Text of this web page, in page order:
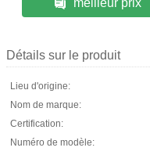
Détails sur le produit
Lieu d'origine:
Nom de marque:
Certification:
Numéro de modèle: